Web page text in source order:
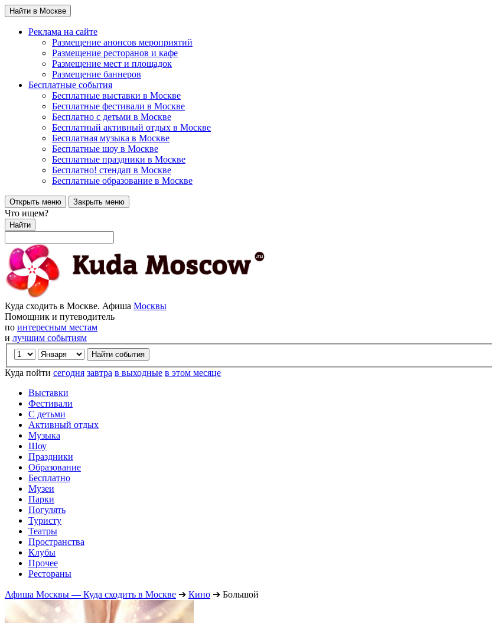
Найти в Москве
Реклама на сайте
Размещение анонсов мероприятий
Размещение ресторанов и кафе
Размещение мест и площадок
Размещение баннеров
Бесплатные события
Бесплатные выставки в Москве
Бесплатные фестивали в Москве
Бесплатно с детьми в Москве
Бесплатный активный отдых в Москве
Бесплатная музыка в Москве
Бесплатные шоу в Москве
Бесплатные праздники в Москве
Бесплатно! стендап в Москве
Бесплатные образование в Москве
Открыть меню Закрыть меню
Что ищем?
Найти
Куда сходить в Москве. Афиша Москвы
Помощник и путеводитель
по интересным местам
и лучшим событиям
Куда пойти сегодня завтра в выходные в этом месяце
Выставки
Фестивали
С детьми
Активный отдых
Музыка
Шоу
Праздники
Образование
Бесплатно
Музеи
Парки
Погулять
Туристу
Театры
Пространства
Клубы
Прочее
Рестораны
Афиша Москвы — Куда сходить в Москве ➔ Кино ➔ Большой